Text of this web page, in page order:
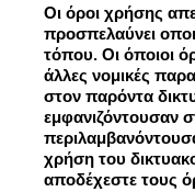
Οι όροι χρήσης
προσπελαύνει
τόπου. Οι όποιοι
άλλες νομικές
στον παρόντα
εμφανιζόντουσαν
χρήση του
αποδέχεστε τους